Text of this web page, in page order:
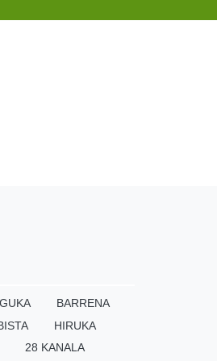
BARRENA
HIRUKA
28 KANALA